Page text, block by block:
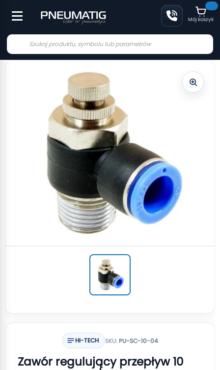
Mój koszyk
HI-TECH SKU: PU-SC-10-04
Zawór regulujący przepływ 10